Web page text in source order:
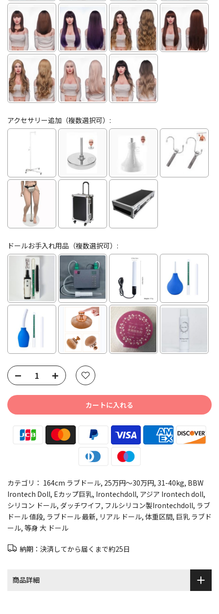
アクセサリー追加（複数選択可）:
ドールお手入れ用品（複数選択可）:
Selection will add to the price
カートに入れる
カテゴリ： 164cm ラブドール 25万円～30万円 31-40kg BBW
Irontech Doll Eカップ巨乳 Irontechdoll アジア Irontech doll
シリコン ドール ダッチワイフ フルシリコン製Irontechdoll ラブ
ドール 値段 ラブドール 最新 リアル ドール 体重区間 巨乳 ラブド
ール 等身 大 ドール
納期：決済してから届くまで約25日
商品詳細